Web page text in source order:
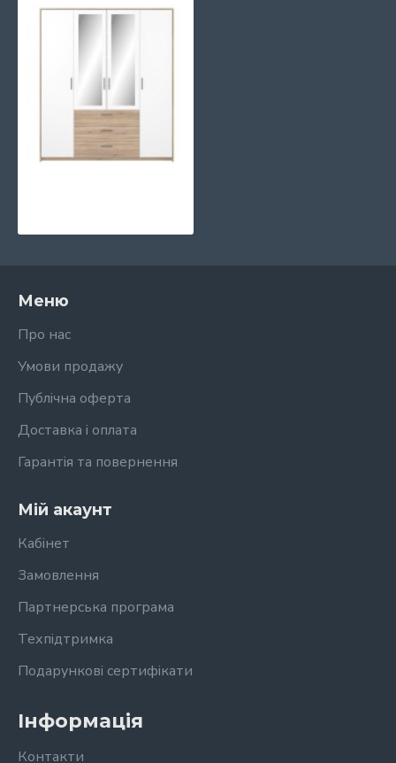
Меню
Про нас
Умови продажу
Публічна оферта
Доставка і оплата
Гарантія та повернення
Мій акаунт
Кабінет
Замовлення
Партнерська програма
Техпідтримка
Подарункові сертифікати
Інформація
Контакти